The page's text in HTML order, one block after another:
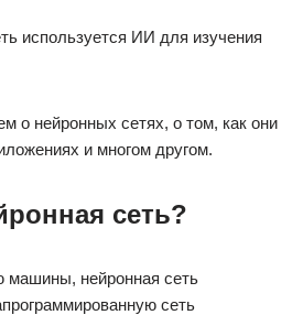
используется ИИ для изучения
о нейронных сетях, о том, как они
и многом другом.
сеть?
машины, нейронная сеть
сеть